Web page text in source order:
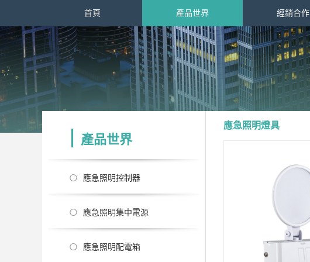
首頁 產品世界 經銷合作
產品世界
應急照明控制器
應急照明集中電源
應急照明配電箱
應急照明燈具